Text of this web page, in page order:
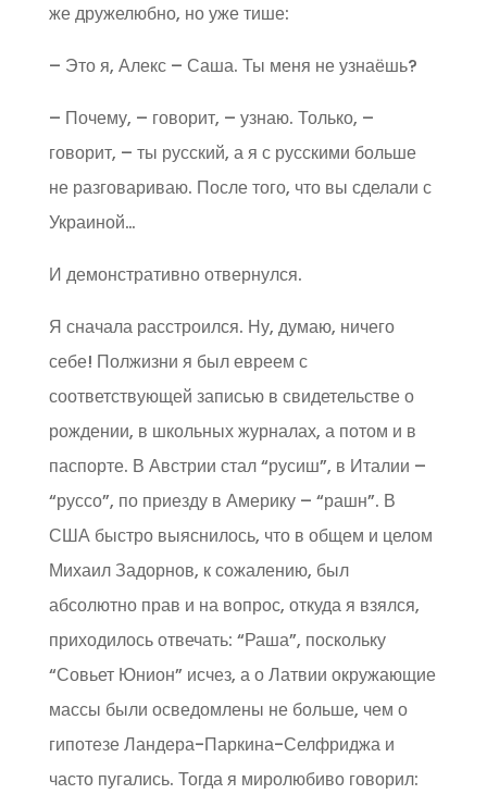
же дружелюбно, но уже тише:
– Это я, Алекс – Саша. Ты меня не узнаёшь?
– Почему, – говорит, – узнаю. Только, –
говорит, – ты русский, а я с русскими больше
не разговариваю. После того, что вы сделали с
Украиной…
И демонстративно отвернулся.
Я сначала расстроился. Ну, думаю, ничего
себе! Полжизни я был евреем с
соответствующей записью в свидетельстве о
рождении, в школьных журналах, а потом и в
паспорте. В Австрии стал “русиш”, в Италии –
“руссо”, по приезду в Америку – “рашн”. В
США быстро выяснилось, что в общем и целом
Михаил Задорнов, к сожалению, был
абсолютно прав и на вопрос, откуда я взялся,
приходилось отвечать: “Раша”, поскольку
“Совьет Юнион” исчез, а о Латвии окружающие
массы были осведомлены не больше, чем о
гипотезе Ландера-Паркина-Селфриджа и
часто пугались. Тогда я миролюбиво говорил: